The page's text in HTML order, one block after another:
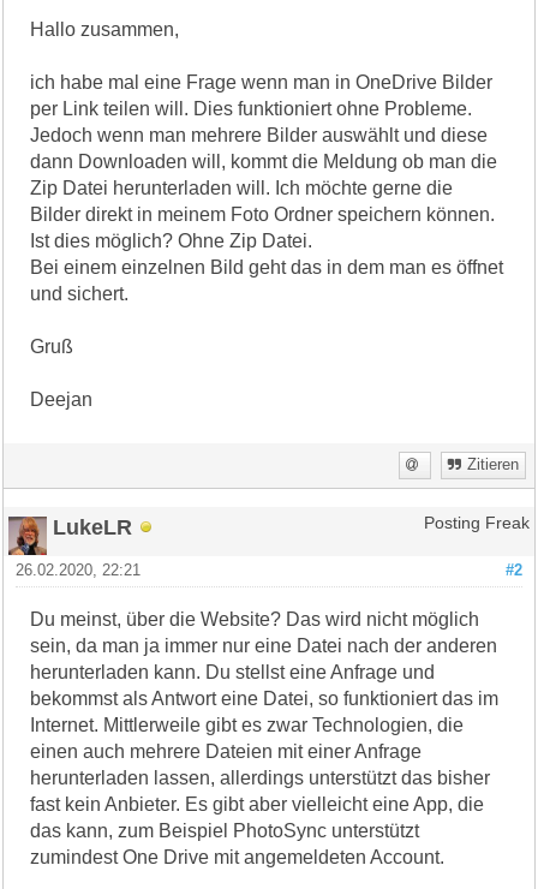
Hallo zusammen,
ich habe mal eine Frage wenn man in OneDrive Bilder
per Link teilen will. Dies funktioniert ohne Probleme.
Jedoch wenn man mehrere Bilder auswählt und diese
dann Downloaden will, kommt die Meldung ob man die
Zip Datei herunterladen will. Ich möchte gerne die
Bilder direkt in meinem Foto Ordner speichern können.
Ist dies möglich? Ohne Zip Datei.
Bei einem einzelnen Bild geht das in dem man es öffnet
und sichert.
Gruß
Deejan
Zitieren
LukeLR Posting Freak
#2
26.02.2020, 22:21
Du meinst, über die Website? Das wird nicht möglich
sein, da man ja immer nur eine Datei nach der anderen
herunterladen kann. Du stellst eine Anfrage und
bekommst als Antwort eine Datei, so funktioniert das im
Internet. Mittlerweile gibt es zwar Technologien, die
einen auch mehrere Dateien mit einer Anfrage
herunterladen lassen, allerdings unterstützt das bisher
fast kein Anbieter. Es gibt aber vielleicht eine App, die
das kann, zum Beispiel PhotoSync unterstützt
zumindest One Drive mit angemeldeten Account.